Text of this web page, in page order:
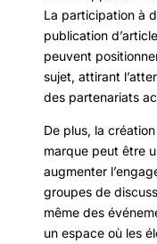
La participation à
publication
peuvent
sujet, attirant
des partenariats
De plus, la
marque peut être
augmenter
groupes de
même des
un espace où les